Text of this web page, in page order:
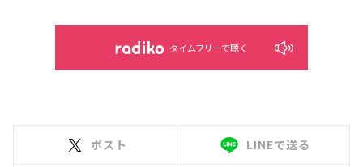
タイムフリーで聴く
ポスト LINEで送る